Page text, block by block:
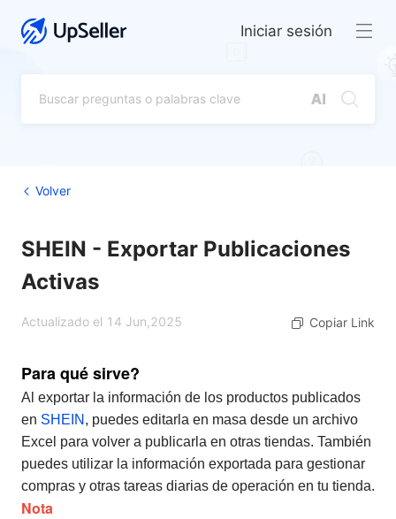
Iniciar sesión
Volver
SHEIN - Exportar Publicaciones
Activas
Actualizado el 14 Jun,2025 Copiar Link
Para qué sirve?
Al exportar la información de los productos publicados
en SHEIN , puedes editarla en masa desde un archivo
Excel para volver a publicarla en otras tiendas. También
puedes utilizar la información exportada para gestionar
compras y otras tareas diarias de operación en tu tienda.
Nota